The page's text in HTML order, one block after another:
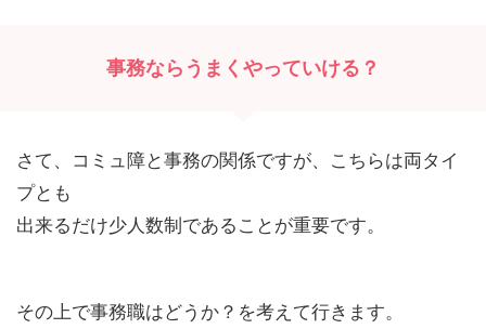
事務ならうまくやっていける？
さて、コミュ障と事務の関係ですが、こちらは両タイ
プとも
出来るだけ少人数制であることが重要です。
その上で事務職はどうか？を考えて行きます。